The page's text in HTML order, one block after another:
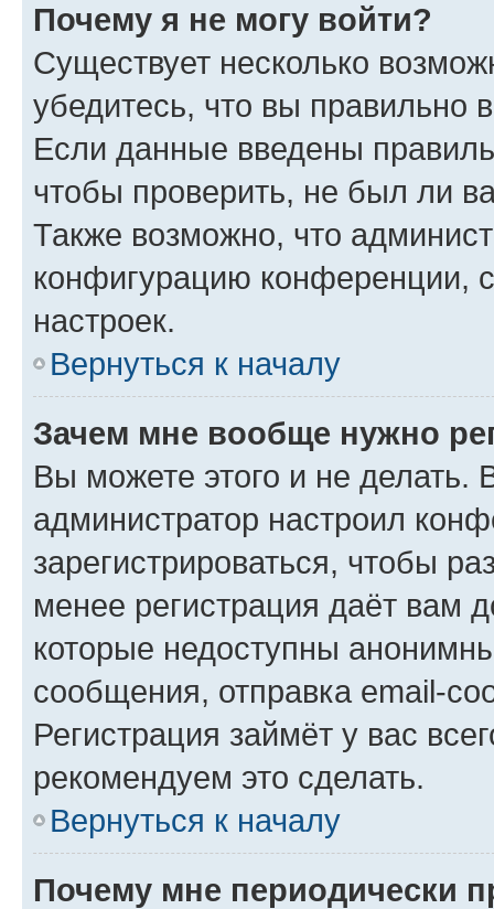
Почему я не могу войти?
Существует несколько
убедитесь, что вы правильно
Если данные введены
чтобы проверить, не был ли
Также возможно, что
конфигурацию конференции,
настроек.
Вернуться к началу
Зачем мне вообще нужно
Вы можете этого и не делать.
администратор настроил
зарегистрироваться, чтобы
менее регистрация даёт вам
которые недоступны
сообщения, отправка email-
Регистрация займёт у вас
рекомендуем это сделать.
Вернуться к началу
Почему мне периодически